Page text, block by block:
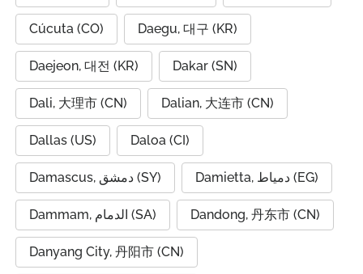
Cúcuta (CO) Daegu, 대구 (KR)
Daejeon, 대전 (KR) Dakar (SN)
Dali, 大理市 (CN) Dalian, 大连市 (CN)
Dallas (US) Daloa (CI)
Damascus, دمشق (SY) Damietta, دمياط (EG)
Dammam, الدمام (SA) Dandong, 丹东市 (CN)
Danyang City, 丹阳市 (CN)